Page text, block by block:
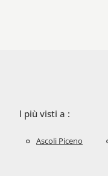
I più visti a :
Ascoli Piceno